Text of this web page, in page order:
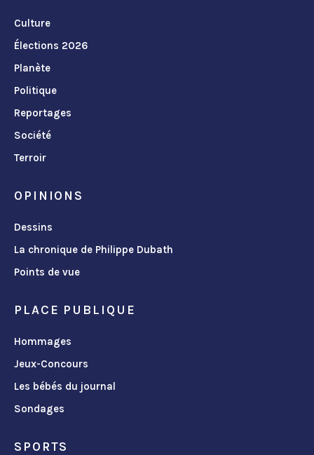
Culture
Élections 2026
Planète
Politique
Reportages
Société
Terroir
OPINIONS
Dessins
La chronique de Philippe Dubath
Points de vue
PLACE PUBLIQUE
Hommages
Jeux-Concours
Les bébés du journal
Sondages
SPORTS